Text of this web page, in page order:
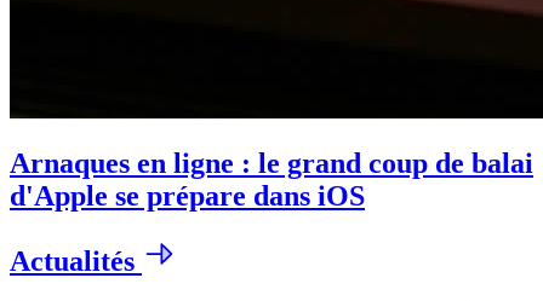
Arnaques en ligne : le grand coup de balai
d'Apple se prépare dans iOS
Actualités